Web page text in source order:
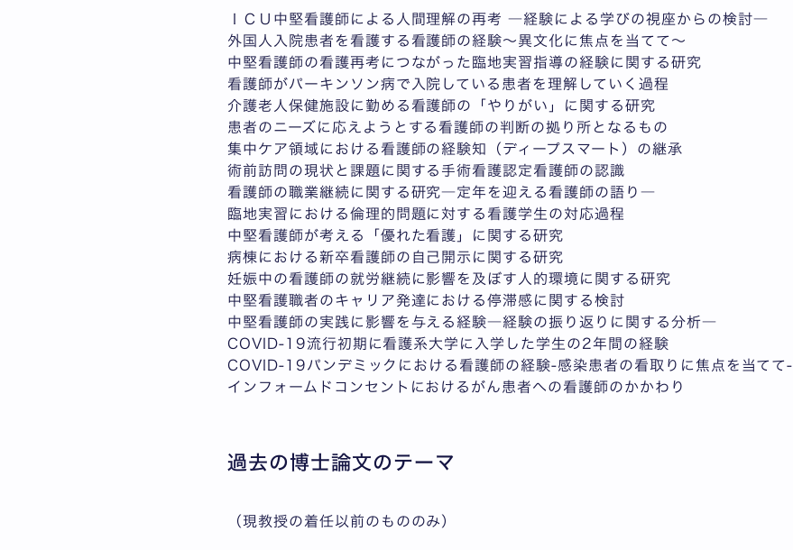
ＩＣＵ中堅看護師による人間理解の再考 ―経験による学びの視座からの検討―
外国人入院患者を看護する看護師の経験～異文化に焦点を当てて～
中堅看護師の看護再考につながった臨地実習指導の経験に関する研究
看護師がパーキンソン病で入院している患者を理解していく過程
介護老人保健施設に勤める看護師の「やりがい」に関する研究
患者のニーズに応えようとする看護師の判断の拠り所となるもの
集中ケア領域における看護師の経験知（ディープスマート）の継承
術前訪問の現状と課題に関する手術看護認定看護師の認識
看護師の職業継続に関する研究―定年を迎える看護師の語り―
臨地実習における倫理的問題に対する看護学生の対応過程
中堅看護師が考える「優れた看護」に関する研究
病棟における新卒看護師の自己開示に関する研究
妊娠中の看護師の就労継続に影響を及ぼす人的環境に関する研究
中堅看護職者のキャリア発達における停滞感に関する検討
中堅看護師の実践に影響を与える経験―経験の振り返りに関する分析―
COVID-19流行初期に看護系大学に入学した学生の2年間の経験
COVID-19パンデミックにおける看護師の経験-感染患者の看取りに焦点を当てて-
インフォームドコンセントにおけるがん患者への看護師のかかわり
過去の博士論文のテーマ
（現教授の着任以前のもののみ）